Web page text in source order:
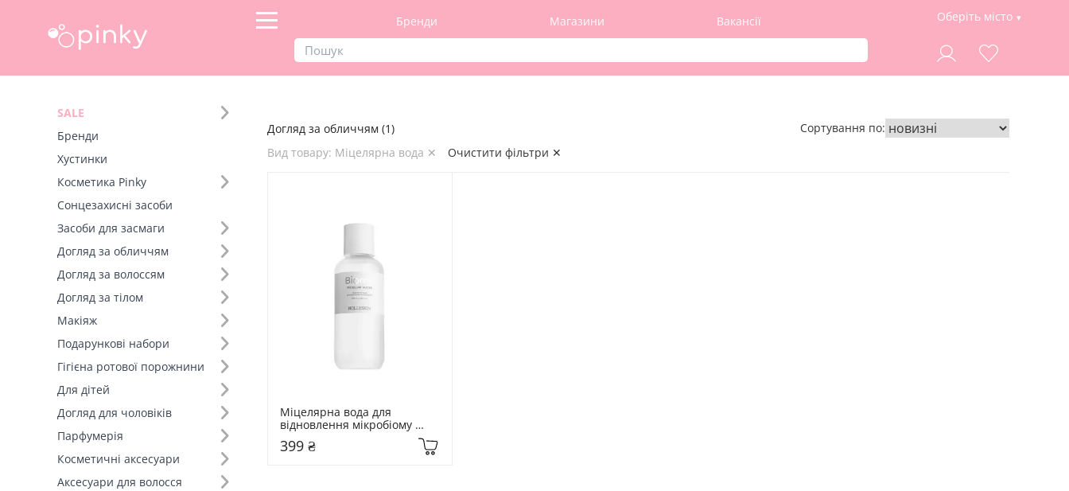
Бренди Магазини Вакансії Оберіть місто
SALE
Бренди
Хустинки
Косметика Pinky
Сонцезахисні засоби
Засоби для засмаги
Догляд за обличчям
Догляд за волоссям
Догляд за тілом
Макіяж
Подарункові набори
Гігієна ротової порожнини
Для дітей
Догляд для чоловіків
Парфумерія
Косметичні аксесуари
Аксесуари для волосся
Фільтр
Вид товару (92)
Догляд за обличчям (1)
Вид товару: Міцелярна вода ✕
Очистити фільтри ✕
Сортування по:
Міцелярна вода для
відновлення мікробіому
Micellar Water
399 ₴